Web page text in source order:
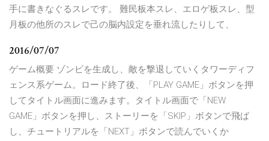
手に書きなぐるスレです。 難民板本スレ、エロゲ板スレ、型
月板の他所のスレで己の脳内設定を垂れ流したりして、
2016/07/07
ゲーム概要 ゾンビを生成し、敵を撃退していくタワーディフ
ェンス系ゲーム。ロード終了後、「PLAY GAME」ボタンを押
してタイトル画面に進みます。タイトル画面で「NEW
GAME」ボタンを押し、ストーリーを「SKIP」ボタンで飛ば
し、チュートリアルを「NEXT」ボタンで読んでいくか